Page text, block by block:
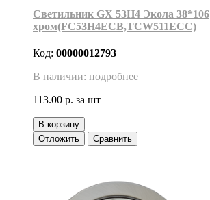
Светильник GX 53H4 Экола 38*106
хром(FC53H4ECB,TCW511ECC)
Код: 00000012793
В наличии: подробнее
113.00 р. за шт
В корзину
Отложить
Сравнить